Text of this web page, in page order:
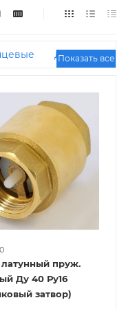
ДУ100
Гранлок
3 дюйма
Россия
ДУ100 РУ16
РУ25
ДУ200
Показать все
пруж.
Ду 40 Ру16
затвор)